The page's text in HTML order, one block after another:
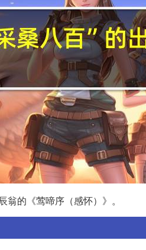
翁的《莺啼序（感怀）》。